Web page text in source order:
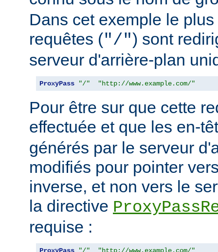
Dans cet exemple le
requêtes ("/") sont
serveur d'arrière-plan
ProxyPass "/" "http://www.example.com/"
Pour être sur que cette
effectuée et que les en-
générés par le serveur
modifiés pour pointer
inverse, et non vers le
la directive
requise :